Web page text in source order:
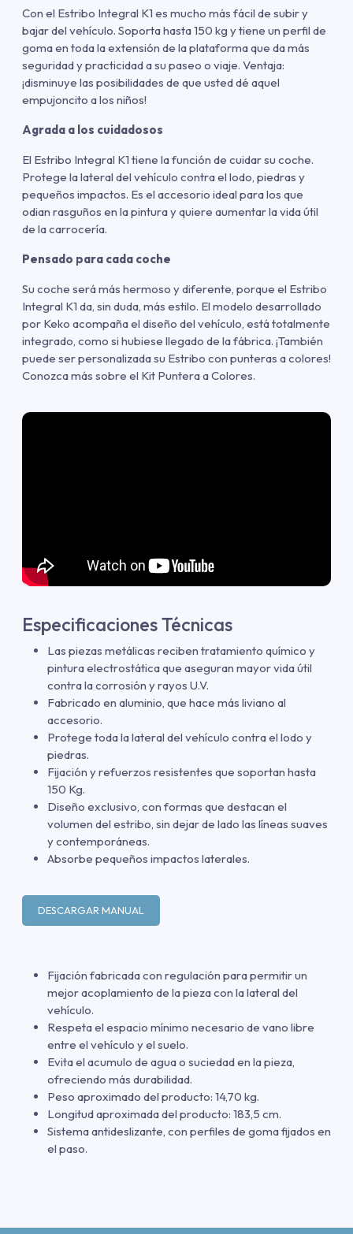
Con el Estribo Integral K1 es mucho más fácil de subir y
bajar del vehículo. Soporta hasta 150 kg y tiene un perfil de
goma en toda la extensión de la plataforma que da más
seguridad y practicidad a su paseo o viaje. Ventaja:
¡disminuye las posibilidades de que usted dé aquel
empujoncito a los niños!
Agrada a los cuidadosos
El Estribo Integral K1 tiene la función de cuidar su coche.
Protege la lateral del vehículo contra el lodo, piedras y
pequeños impactos. Es el accesorio ideal para los que
odian rasguños en la pintura y quiere aumentar la vida útil
de la carrocería.
Pensado para cada coche
Su coche será más hermoso y diferente, porque el Estribo
Integral K1 da, sin duda, más estilo. El modelo desarrollado
por Keko acompaña el diseño del vehículo, está totalmente
integrado, como si hubiese llegado de la fábrica. ¡También
puede ser personalizada su Estribo con punteras a colores!
Conozca más sobre el Kit Puntera a Colores.
Especificaciones Técnicas
Las piezas metálicas reciben tratamiento químico y
pintura electrostática que aseguran mayor vida útil
contra la corrosión y rayos U.V.
Fabricado en aluminio, que hace más liviano al
accesorio.
Protege toda la lateral del vehículo contra el lodo y
piedras.
Fijación y refuerzos resistentes que soportan hasta
150 Kg.
Diseño exclusivo, con formas que destacan el
volumen del estribo, sin dejar de lado las líneas suaves
y contemporáneas.
Absorbe pequeños impactos laterales.
DESCARGAR MANUAL
Fijación fabricada con regulación para permitir un
mejor acoplamiento de la pieza con la lateral del
vehículo.
Respeta el espacio mínimo necesario de vano libre
entre el vehículo y el suelo.
Evita el acumulo de agua o suciedad en la pieza,
ofreciendo más durabilidad.
Peso aproximado del producto: 14,70 kg.
Longitud aproximada del producto: 183,5 cm.
Sistema antideslizante, con perfiles de goma fijados en
el paso.